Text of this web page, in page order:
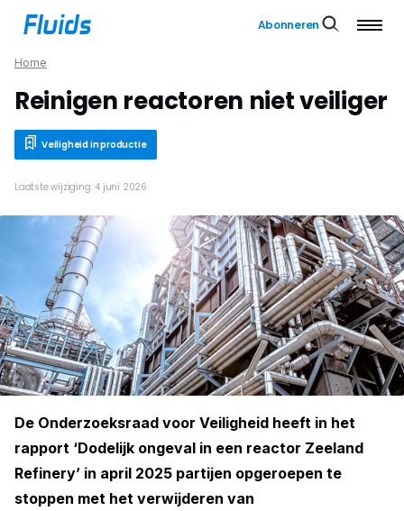
Abonneren
Home
Reinigen reactoren niet veiliger
Veiligheid in productie
Laatste wijziging: 4 juni 2026
De Onderzoeksraad voor Veiligheid heeft in het
rapport ‘Dodelijk ongeval in een reactor Zeeland
Refinery’ in april 2025 partijen opgeroepen te
stoppen met het verwijderen van